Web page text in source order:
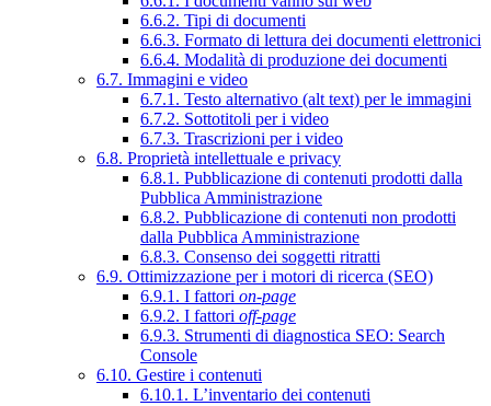
6.6.2. Tipi di documenti
6.6.3. Formato di lettura dei documenti elettronici
6.6.4. Modalità di produzione dei documenti
6.7. Immagini e video
6.7.1. Testo alternativo (alt text) per le immagini
6.7.2. Sottotitoli per i video
6.7.3. Trascrizioni per i video
6.8. Proprietà intellettuale e privacy
6.8.1. Pubblicazione di contenuti prodotti dalla
Pubblica Amministrazione
6.8.2. Pubblicazione di contenuti non prodotti
dalla Pubblica Amministrazione
6.8.3. Consenso dei soggetti ritratti
6.9. Ottimizzazione per i motori di ricerca (SEO)
6.9.1. I fattori on-page
6.9.2. I fattori off-page
6.9.3. Strumenti di diagnostica SEO: Search
Console
6.10. Gestire i contenuti
6.10.1. L’inventario dei contenuti